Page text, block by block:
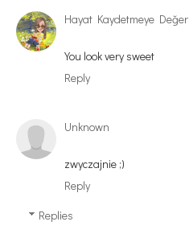
Hayat Kaydetmeye Değer
You look very sweet
Reply
Unknown
zwyczajnie ;)
Reply
Replies